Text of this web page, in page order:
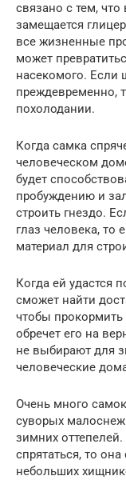
связано с тем,
замещается
все жизненные
может
насекомого. Если
преждевременно,
похолодании.
Когда самка
человеческом
будет
пробуждению и
строить гнездо.
глаз человека, то
материал для
Когда ей удастся
сможет найти
чтобы
обречет его на
не выбирают для
человеческие
Очень много
суворых
зимних
спрятаться, то
небольших